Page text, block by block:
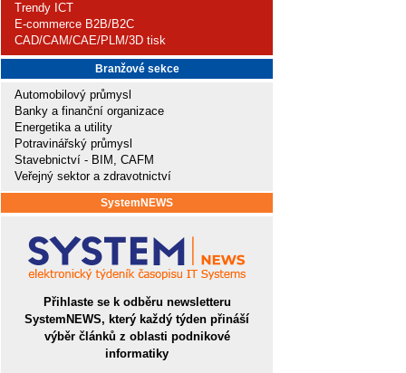
Trendy ICT
E-commerce B2B/B2C
CAD/CAM/CAE/PLM/3D tisk
Branžové sekce
Automobilový průmysl
Banky a finanční organizace
Energetika a utility
Potravinářský průmysl
Stavebnictví - BIM, CAFM
Veřejný sektor a zdravotnictví
SystemNEWS
Přihlaste se k odběru newsletteru
SystemNEWS, který každý týden přináší
výběr článků z oblasti podnikové
informatiky